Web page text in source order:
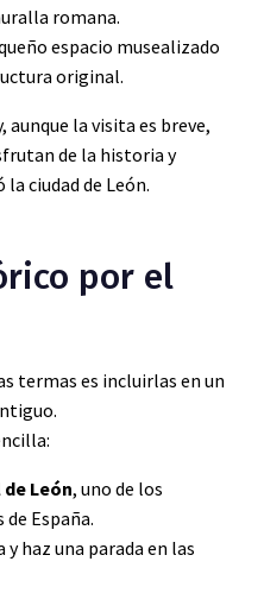
romana.
espacio musealizado
original.
aunque la visita es breve,
de la historia y
ciudad de León.
por el
termas es incluirlas en un
León, uno de los
España.
haz una parada en las